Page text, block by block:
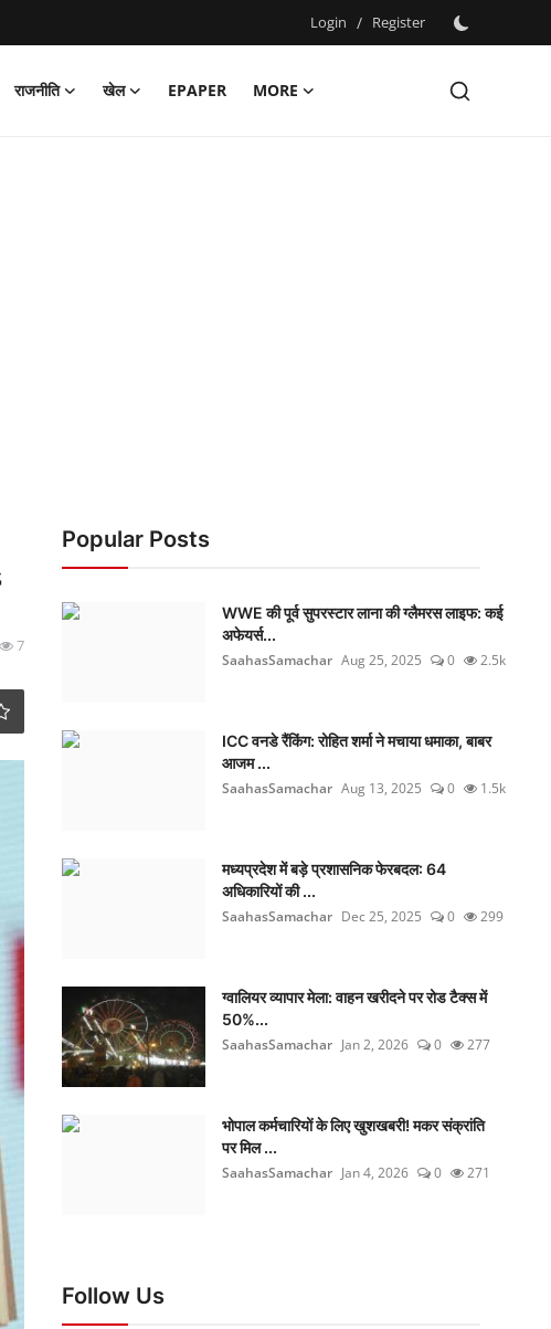
Login / Register
राजनीति खेल EPAPER
MORE
7
Popular Posts
WWE की पूर्व सुपरस्टार लाना की ग्लैमरस लाइफ: कई
अफेयर्स...
SaahasSamachar Aug 25, 2025 0 2.5k
ICC वनडे रैंकिंग: रोहित शर्मा ने मचाया धमाका, बाबर
आजम ...
SaahasSamachar Aug 13, 2025 0 1.5k
मध्यप्रदेश में बड़े प्रशासनिक फेरबदल: 64
अधिकारियों की ...
SaahasSamachar Dec 25, 2025 0 299
ग्वालियर व्यापार मेला: वाहन खरीदने पर रोड टैक्स में
50%...
SaahasSamachar Jan 2, 2026 0 277
भोपाल कर्मचारियों के लिए खुशखबरी! मकर संक्रांति
पर मिल ...
SaahasSamachar Jan 4, 2026 0 271
Follow Us